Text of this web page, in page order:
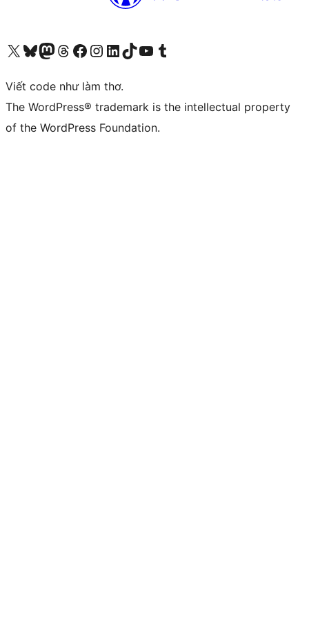
Truy cập tài khoản X (trước đây là Twitter) của chúng tôiVisit our Bluesky account
Visit our Mastodon account
Visit our Threads account
Xem trang Facebook của chúng tôiTruy cập tài khoản Instagram của chúng tôiTruy cập tài khoản LinkedIn của chúng tôiVisit our TikTok account
Truy cập kênh YouTube của chúng tôi Visit our Tumblr account
Viết code như làm thơ.
The WordPress® trademark is the intellectual property
of the WordPress Foundation.